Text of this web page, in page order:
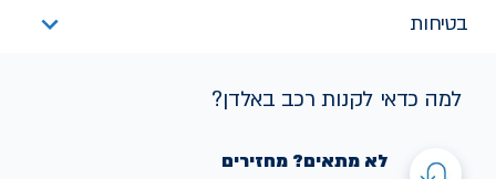
בטיחות
למה כדאי לקנות רכב באלדן?
לא מתאים? מחזירים